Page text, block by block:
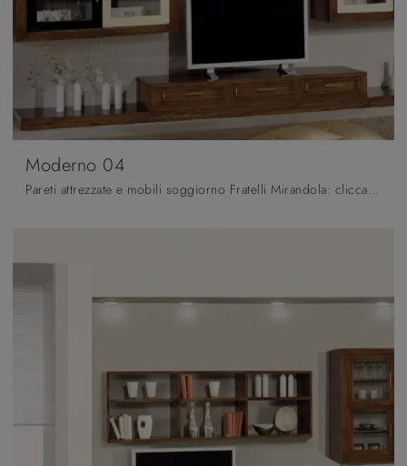
Moderno 04
Pareti attrezzate e mobili soggiorno Fratelli Mirandola: clicca e scopri il modello Moderno 04 e potrai impreziosire stanze classiche di ogni tipo.